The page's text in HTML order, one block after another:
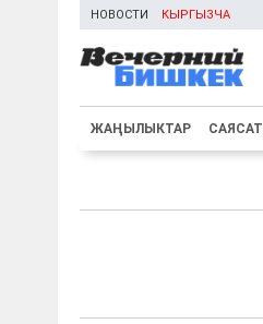
НОВОСТИ КЫРГЫЗЧА
ЖАҢЫЛЫКТАР САЯСАТ